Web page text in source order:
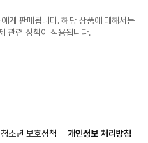
게 판매됩니다. 해당 상품에 대해서는
관련 정책이 적용됩니다.
소년 보호정책
개인정보 처리방침